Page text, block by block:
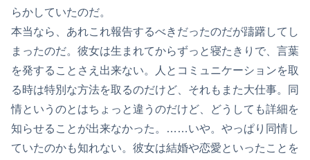
らかしていたのだ。
本当なら、あれこれ報告するべきだったのだが躊躇してし
まったのだ。彼女は生まれてからずっと寝たきりで、言葉
を発することさえ出来ない。人とコミュニケーションを取
る時は特別な方法を取るのだけど、それもまた大仕事。同
情というのとはちょっと違うのだけど、どうしても詳細を
知らせることが出来なかった。……いや。やっぱり同情し
ていたのかも知れない。彼女は結婚や恋愛といったことを